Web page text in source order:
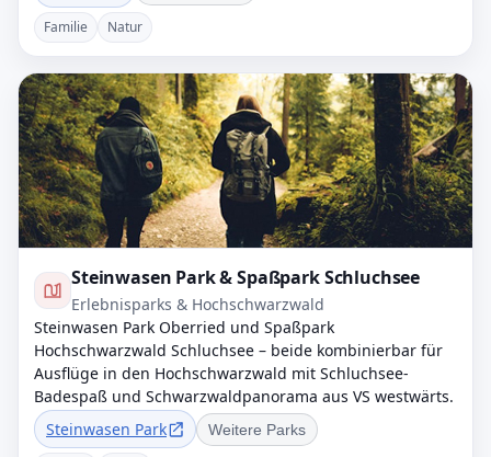
Familie Natur
Steinwasen Park & Spaßpark Schluchsee
Erlebnisparks & Hochschwarzwald
Steinwasen Park Oberried und Spaßpark
Hochschwarzwald Schluchsee – beide kombinierbar für
Ausflüge in den Hochschwarzwald mit Schluchsee-
Badespaß und Schwarzwaldpanorama aus VS westwärts.
Steinwasen Park
Weitere Parks